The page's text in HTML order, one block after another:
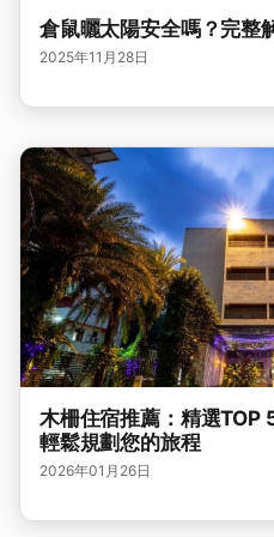
倉鼠曬太陽安全嗎？完整
2025年11月28日
木柵住宿推薦：精選TOP
輕鬆規劃您的旅程
2026年01月26日